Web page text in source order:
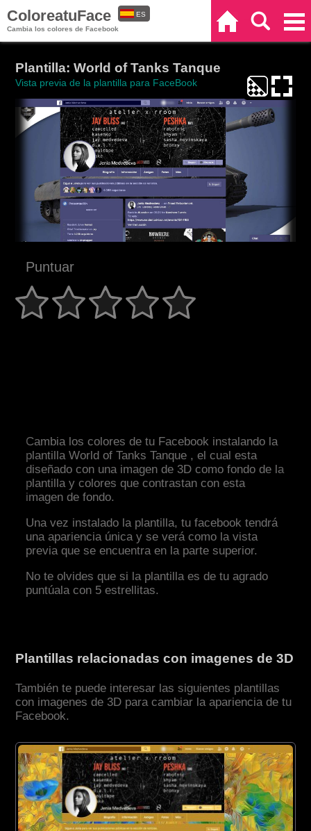
ColoreatuFace
Cambia los colores de Facebook
ES
Plantilla: World of Tanks Tanque
Vista previa de la plantilla para FaceBook
Puntuar
Cambia los colores de tu Facebook instalando la
plantilla World of Tanks Tanque , el cual esta
diseñado con una imagen de 3D como fondo de la
plantilla y colores que contrastan con esta
imagen de fondo.
Una vez instalado la plantilla, tu facebook tendrá
una apariencia única y se verá como la vista
previa que se encuentra en la parte superior.
No te olvides que si la plantilla es de tu agrado
puntúala con 5 estrellitas.
Plantillas relacionadas con imagenes de 3D
También te puede interesar las siguientes plantillas
con imagenes de 3D para cambiar la apariencia de tu
Facebook.